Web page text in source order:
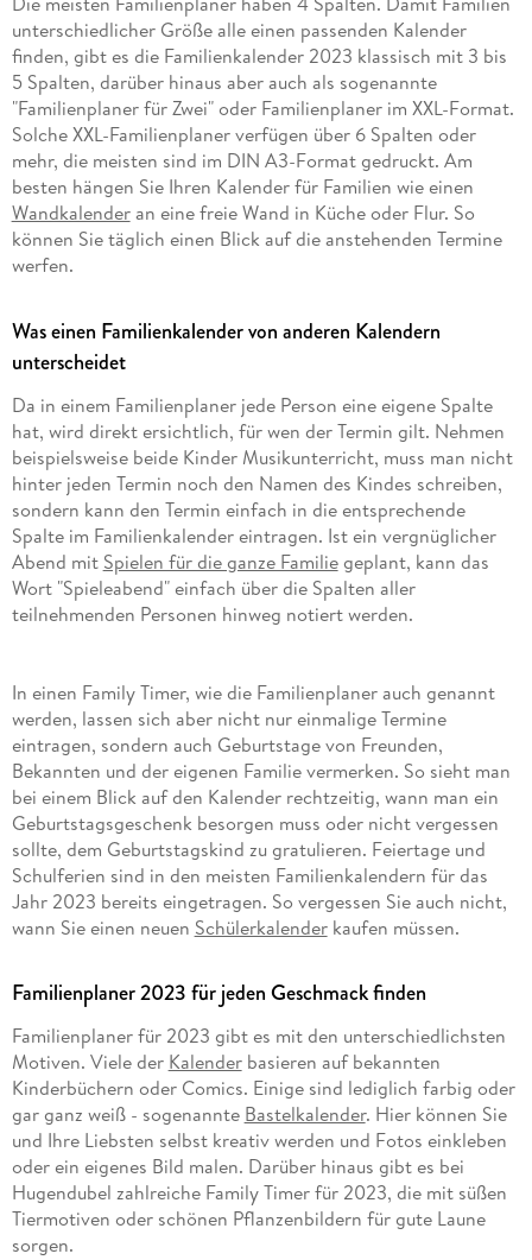
unterschiedlicher Größe alle einen passenden Kalender
finden, gibt es die Familienkalender 2023 klassisch mit 3 bis
5 Spalten, darüber hinaus aber auch als sogenannte
"Familienplaner für Zwei" oder Familienplaner im XXL-Format.
Solche XXL-Familienplaner verfügen über 6 Spalten oder
mehr, die meisten sind im DIN A3-Format gedruckt. Am
besten hängen Sie Ihren Kalender für Familien wie einen
Wandkalenderan eine freie Wand in Küche oder Flur. So
können Sie täglich einen Blick auf die anstehenden Termine
werfen.
Was einen Familienkalender von anderen Kalendern
unterscheidet
Da in einem Familienplaner jede Person eine eigene Spalte
hat, wird direkt ersichtlich, für wen der Termin gilt. Nehmen
beispielsweise beide Kinder Musikunterricht, muss man nicht
hinter jeden Termin noch den Namen des Kindes schreiben,
sondern kann den Termin einfach in die entsprechende
Spalte im Familienkalender eintragen. Ist ein vergnüglicher
Abend mit Spielen für die ganze Familiegeplant, kann das
Wort "Spieleabend" einfach über die Spalten aller
teilnehmenden Personen hinweg notiert werden.
In einen Family Timer, wie die Familienplaner auch genannt
werden, lassen sich aber nicht nur einmalige Termine
eintragen, sondern auch Geburtstage von Freunden,
Bekannten und der eigenen Familie vermerken. So sieht man
bei einem Blick auf den Kalender rechtzeitig, wann man ein
Geburtstagsgeschenk besorgen muss oder nicht vergessen
sollte, dem Geburtstagskind zu gratulieren. Feiertage und
Schulferien sind in den meisten Familienkalendern für das
Jahr 2023 bereits eingetragen. So vergessen Sie auch nicht,
wann Sie einen neuen Schülerkalenderkaufen müssen.
Familienplaner 2023 für jeden Geschmack finden
Familienplaner für 2023 gibt es mit den unterschiedlichsten
Motiven. Viele der Kalenderbasieren auf bekannten
Kinderbüchern oder Comics. Einige sind lediglich farbig oder
gar ganz weiß - sogenannte Bastelkalender. Hier können Sie
und Ihre Liebsten selbst kreativ werden und Fotos einkleben
oder ein eigenes Bild malen. Darüber hinaus gibt es bei
Hugendubel zahlreiche Family Timer für 2023, die mit süßen
Tiermotiven oder schönen Pflanzenbildern für gute Laune
sorgen.